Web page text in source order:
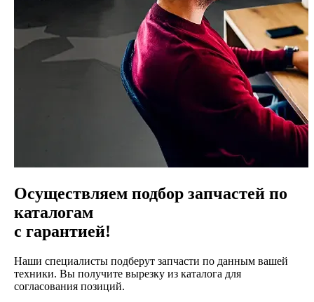
Осуществляем подбор запчастей по
каталогам
с гарантией!
Наши специалисты подберут запчасти по данным вашей
техники. Вы получите вырезку из каталога для
согласования позиций.